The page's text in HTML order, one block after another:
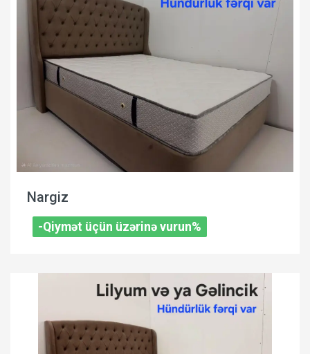
Nargiz
-Qiymət üçün üzərinə vurun%